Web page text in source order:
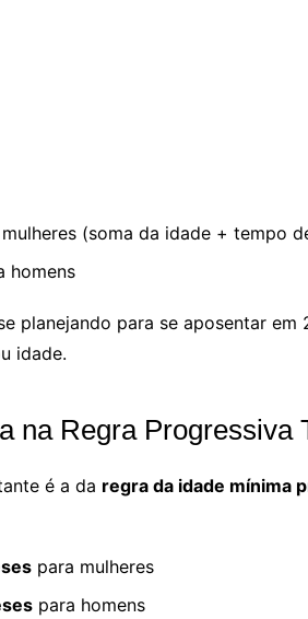
(soma da idade + tempo
homens
planejando para se aposentar
idade.
na Regra Progressiva
é a da regra da idade mínima
para mulheres
para homens